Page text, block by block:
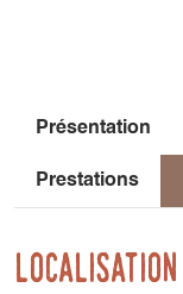
Présentation
Prestations
Localisation